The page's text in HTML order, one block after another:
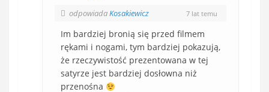
odpowiadaKosakiewicz 7 lat temu
Im bardziej bronią się przed filmem
rękami i nogami, tym bardziej pokazują,
że rzeczywistość prezentowana w tej
satyrze jest bardziej dosłowna niż
przenośna